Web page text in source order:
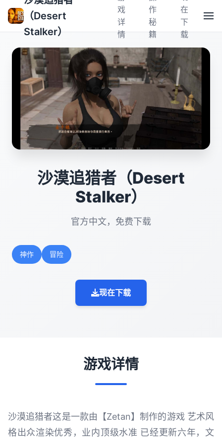
（Desert
Stalker）
戏
详
情
作
秘
籍
在
下
载
沙漠追猎者（Desert
Stalker）
官方中文，免费下载
神作 冒险
现在下载
游戏详情
沙漠追猎者这是一款由【Zetan】制作的游戏 艺术风
格出众渲染优秀，业内顶级水准 已经更新六年，文